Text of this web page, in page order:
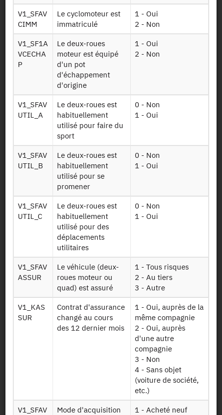
semaines
Men vls
Véhicule du
Mobilité régulière
trajets vers lieux
de Travail Etude
ou Garde (TEG)
Mobilité régulière
(sans les lieux) et
capacités de
+
V1_SFAV
CIMM
Le cyclomoteur est
immatriculé
1 - Oui
2 - Non
V1_SF1A
VCECHA
P
Le deux-roues
moteur est équipé
d'un pot
d'échappement
d'origine
1 - Oui
2 - Non
V1_SFAV
UTIL_A
Le deux-roues est
habituellement
utilisé pour faire du
sport
0 - Non
1 - Oui
V1_SFAV
UTIL_B
Le deux-roues est
habituellement
utilisé pour se
promener
0 - Non
1 - Oui
V1_SFAV
UTIL_C
Le deux-roues est
habituellement
utilisé pour des
déplacements
utilitaires
0 - Non
1 - Oui
V1_SFAV
ASSUR
Le véhicule (deux-
roues moteur ou
quad) est assuré
1 - Tous risques
2 - Au tiers
3 - Autre
V1_KAS
SUR
Contrat d'assurance
changé au cours
des 12 dernier mois
1 - Oui, auprès de la
même compagnie
2 - Oui, auprès
d'une autre
compagnie
3 - Non
4 - Sans objet
(voiture de société,
etc.)
V1_SFAV
Mode d'acquisition
1 - Acheté neuf
Présentation statistique
Concepts et définitions statistiques
Les thèmes abordés sont les déplacements, de courte et
longue distance, des ménages et de leurs membres, selon les
différents modes de transport utilisés ainsi que la
connaissance du parc de véhicules détenus par les ménages.
Population statistique
Ménages dits "ordinaires", c'est-à-dire hors ménages vivant
en collectivité (foyers, prisons, hôpitaux…) et vivant dans des
habitations mobiles (mariniers, sans-abri…).
Zone géographique de référence
France métropolitaine
Documentation sur la méthodologie
Au niveau national, un sous-échantillon non représentatif
d'environ 1 000 personnes volontaires a été mis en place
pour tester une méthode expérimentale de recueil de
données par GPS.